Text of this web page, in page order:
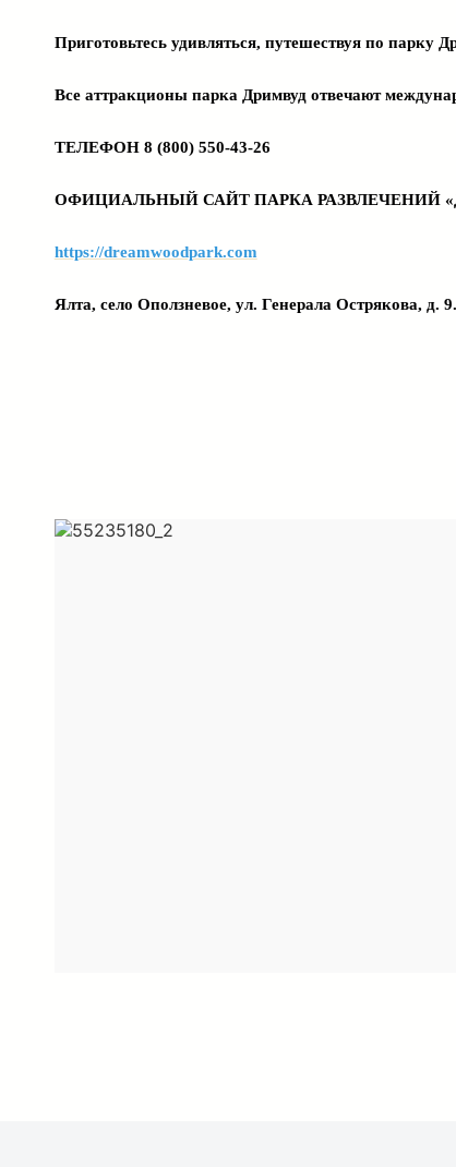
Приготовьтесь удивляться, путешествуя по парку
Все аттракционы парка Дримвуд отвечают
ТЕЛЕФОН 8 (800) 550-43-26
ОФИЦИАЛЬНЫЙ САЙТ ПАРКА РАЗВЛЕЧЕНИЙ
https://dreamwoodpark.com
Ялта, село Оползневое, ул. Генерала Острякова, д. 9.